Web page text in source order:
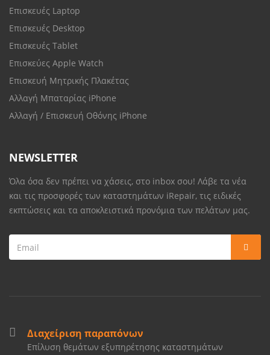
Επισκευές Laptop
Επισκευές Desktop
Επισκευές Tablet
Επισκεύες Apple Watch
Επισκευή Μητρικής Πλακέτας
Αλλαγή Μπαταρίας iPhone
Αλλαγή / Επισκευή Οθόνης iPhone
NEWSLETTER
Όλα όσα δεν πρέπει να χάσεις, στο inbox σου! Λάβε τα νέα
και τις προσφορές των καταστημάτων iRepair, τις ειδικές
εκπτώσεις και τα αποκλειστικά προνόμια των πελάτων μας.
Διαχείριση παραπόνων
Επίλυση θεμάτων εξυπηρέτησης καταστημάτων